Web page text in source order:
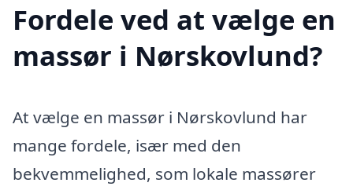
Fordele ved at vælge en
massør i Nørskovlund?
At vælge en massør i Nørskovlund har
mange fordele, især med den
bekvemmelighed, som lokale massører